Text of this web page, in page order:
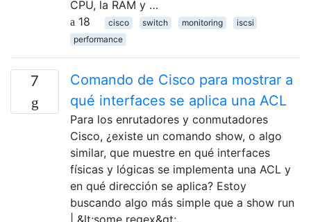
CPU, la RAM y …
18
cisco switch monitoring
iscsi
performance
7
Comando de Cisco para mostrar a
qué interfaces se aplica una ACL
Para los enrutadores y conmutadores
Cisco, ¿existe un comando show, o algo
similar, que muestre en qué interfaces
físicas y lógicas se implementa una ACL y
en qué dirección se aplica? Estoy
buscando algo más simple que a show run
| &lt;some regex&gt;.